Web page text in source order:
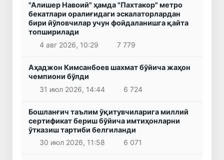
"Алишер Навоий" ҳамда "Пахтакор" метро
бекатлари оралиғидаги эскалаторлардан
бири йўловчилар учун фойдаланишга қайта
топширилади
4 авг 2026, 10:29
7 779
Аҳаджон Кимсанбоев шахмат бўйича жаҳон
чемпиони бўлди
31 июл 2026, 14:44
6 724
Бошланғич таълим ўқитувчиларига миллий
сертификат бериш бўйича имтиҳонларни
ўтказиш тартиби белгиланди
30 июл 2026, 11:58
6 071